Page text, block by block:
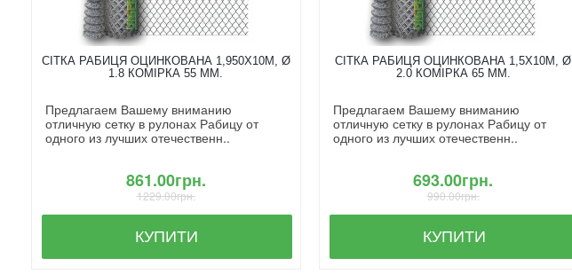
СІТКА РАБИЦЯ ОЦИНКОВАНА 1,950X10М, Ø
1.8 КОМІРКА 55 ММ.
Предлагаем Вашему вниманию
отличную сетку в рулонах Рабицу от
одного из лучших отечественн..
861.00грн.
1229.00грн.
КУПИТИ
СІТКА РАБИЦЯ ОЦИНКОВАНА 1,5X10М, Ø
2.0 КОМІРКА 65 ММ.
Предлагаем Вашему вниманию
отличную сетку в рулонах Рабицу от
одного из лучших отечественн..
693.00грн.
990.00грн.
КУПИТИ